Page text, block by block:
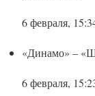
6 февраля,
«Динамо» –
6 февраля,